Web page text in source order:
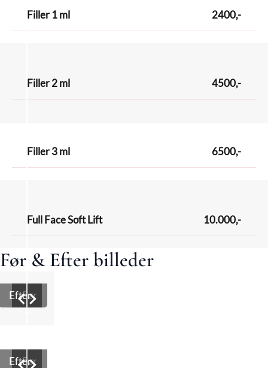
Filler 1 ml 2400,-
Filler 2 ml 4500,-
Filler 3 ml 6500,-
Full Face Soft Lift 10.000,-
Før & Efter billeder
Før
Efter
Før
Efter